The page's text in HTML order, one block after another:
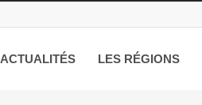
ACTUALITÉS LES RÉGIONS